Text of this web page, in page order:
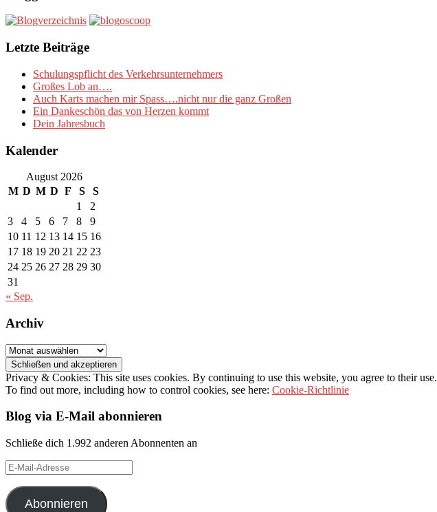
Letzte Beiträge
Schulungspflicht des Verkehrsunternehmers
Großes Lob an….
Auch Karts machen mir Spass….nicht nur die ganz Großen
Ein Dankeschön das von Herzen kommt
Dein Jahresbuch
Kalender
August 2026
M D M D F S
S
1
2
3
4 5 6 7 8
9
10 11 12 13 14 15 16
17 18 19 20 21 22 23
24 25 26 27 28 29 30
31
« Sep.
Archiv
Archiv
Privacy & Cookies: This site uses cookies. By continuing to use this website, you agree to their use.
To find out more, including how to control cookies, see here: Cookie-Richtlinie
Blog via E-Mail abonnieren
Schließe dich 1.992 anderen Abonnenten an
E-
Mail-
Adresse
Abonnieren